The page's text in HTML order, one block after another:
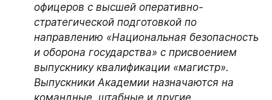
офицеров с высшей оперативно-
стратегической подготовкой по
направлению «Национальная безопасность
и оборона государства» с присвоением
выпускнику квалификации «магистр».
Выпускники Академии назначаются на
командные, штабные и другие